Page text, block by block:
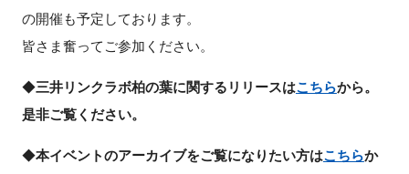
の開催も予定しております。
皆さま奮ってご参加ください。
◆三井リンクラボ柏の葉に関するリリースはこちらから。
是非ご覧ください。
◆本イベントのアーカイブをご覧になりたい方はこちらか